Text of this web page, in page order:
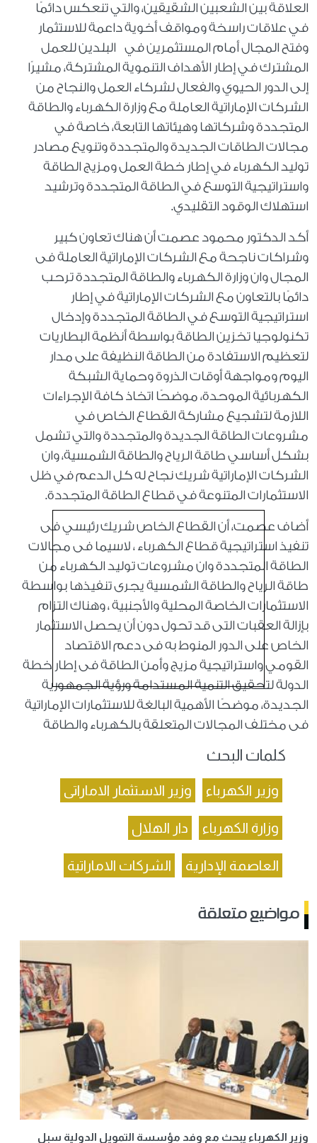
العلاقة بين الشعبين الشقيقين، والتي تنعكس دائمًا
في علاقات راسخة ومواقف أخوية داعمة للاستثمار
وفتح المجال أمام المستثمرين في البلدين للعمل
المشترك في إطار الأهداف التنموية المشتركة، مشيرًا
إلى الدور الحيوي والفعال لشركاء العمل والنجاح من
الشركات الإماراتية العاملة مع وزارة الكهرباء والطاقة
المتجددة وشركاتها وهيئاتها التابعة، خاصة في
مجالات الطاقات الجديدة والمتجددة وتنويع مصادر
توليد الكهرباء في إطار خطة العمل ومزيج الطاقة
واستراتيجية التوسع في الطاقة المتجددة وترشيد
استهلاك الوقود التقليدي.
أكد الدكتور محمود عصمت أن هناك تعاون كبير
وشراكات ناجحة مع الشركات الإماراتية العاملة فى
المجال وان وزارة الكهرباء والطاقة المتجددة ترحب
دائمًا بالتعاون مع الشركات الإماراتية في إطار
استراتيجية التوسع في الطاقة المتجددة وإدخال
تكنولوجيا تخزين الطاقة بواسطة أنظمة البطاريات
لتعظيم الاستفادة من الطاقة النظيفة على مدار
اليوم ومواجهة أوقات الذروة وحماية الشبكة
الكهربائية الموحدة، موضحًا اتخاذ كافة الإجراءات
اللازمة لتشجيع مشاركة القطاع الخاص في
مشروعات الطاقة الجديدة والمتجددة والتي تشمل
بشكل أساسي طاقة الرياح والطاقة الشمسية، وان
الشركات الإماراتية شريك نجاح له كل الدعم في ظل
الاستثمارات المتنوعة في قطاع الطاقة المتجددة.
أضاف عصمت، أن القطاع الخاص شريك رئيسي فى
تنفيذ استراتيجية قطاع الكهرباء ، لاسيما فى مجالات
الطاقة المتجددة وان مشروعات توليد الكهرباء من
طاقة الرياح والطاقة الشمسية يجرى تنفيذها بواسطة
الاستثمارات الخاصة المحلية والأجنبية ، وهناك التزام
بإزالة العقبات التى قد تحول دون أن يحصل الاستثمار
الخاص على الدور المنوط به فى دعم الاقتصاد
القومي واستراتيجية مزيج وأمن الطاقة فى إطار خطة
الدولة لتحقيق التنمية المستدامة ورؤية الجمهورية
الجديدة، موضحًا الأهمية البالغة للاستثمارات الإماراتية
فى مختلف المجالات المتعلقة بالكهرباء والطاقة
كلمات البحث
وزير الكهرباء وزير الاستثمار الاماراتى
وزارة الكهرباء دار الهلال
العاصمة الإدارية الشركات الاماراتية
مواضيع متعلقة
وزير الكهرباء يبحث مع وفد مؤسسة التمويل الدولية سبل